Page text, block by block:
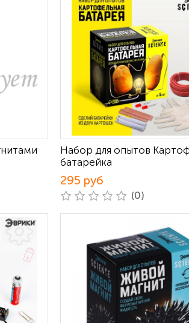
Набор для опытов
батарейка
295 руб
(0)